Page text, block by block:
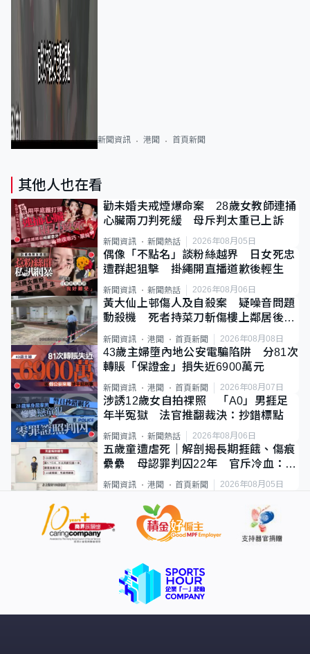
新聞資訊 港聞 首頁新聞
其他人也在看
勸未婚夫戒煙爆命案 28歲女教師連捅
心臟兩刀判死緩 母斥判太重已上訴
新聞資訊 新聞熱話 2026年08月05日
偶像「不點名」談粉絲越界 日女死忠
遭群起狙擊 掛繩開直播道歉後輕生
新聞資訊 新聞熱話 2026年08月06日
黃大仙上邨傷人及自殺案 疑噪音問題
動殺機 死者持菜刀斬傷樓上鄰居後墮
新聞資訊 港聞 首頁新聞 2026年08月08日
43歲主婦墮內地公安電騙陷阱 分81次
轉賬「保證金」損失近6900萬元
新聞資訊 港聞 首頁新聞 2026年08月07日
涉誘12歲女自拍祼照 「A0」男捱足
年半冤獄 法官推翻裁決：抄錯標點
新聞資訊 新聞熱話 2026年08月06日
五歲童遭虐死｜解剖揭長期捱餓、傷痕
纍纍 母認罪判囚22年 官斥冷血：同
類案最惡劣
新聞資訊 港聞 首頁新聞 2026年08月05日